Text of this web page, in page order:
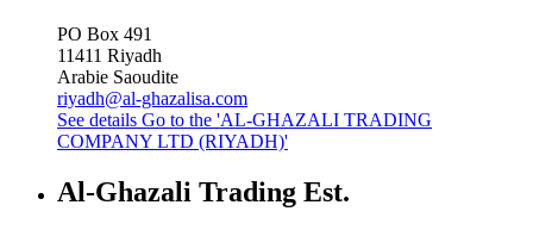
PO Box 491
11411 Riyadh
Arabie Saoudite
riyadh@al-ghazalisa.com
See details Go to the 'AL-GHAZALI TRADING
COMPANY LTD (RIYADH)'
Al-Ghazali Trading Est.